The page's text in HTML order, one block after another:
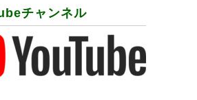
チャンネル